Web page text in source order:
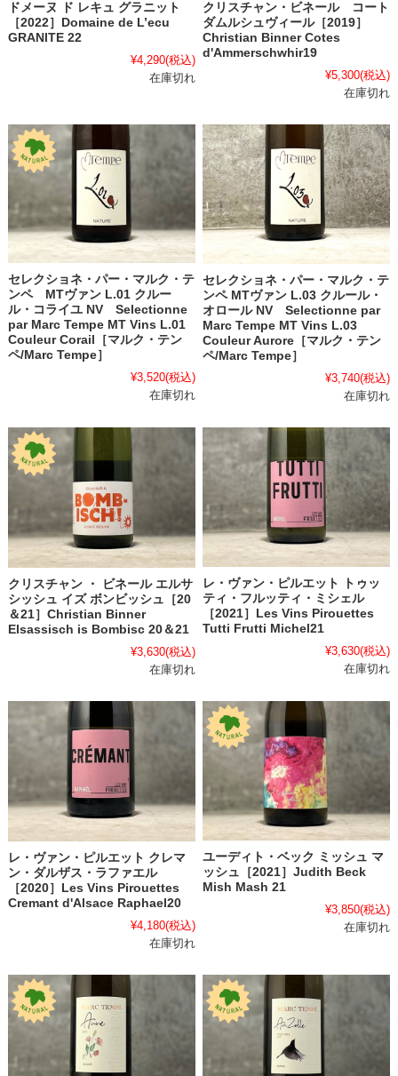
ドメーヌ ド レキュ グラニット
［2022］Domaine de L’ecu
GRANITE 22
¥4,290(税込)
在庫切れ
クリスチャン・ビネール コート
ダムルシュヴィール［2019］
Christian Binner Cotes
d'Ammerschwhir19
¥5,300(税込)
在庫切れ
セレクショネ・パー・マルク・テ
ンペ MTヴァン L.01 クルー
ル・コライユ NV Selectionne
par Marc Tempe MT Vins L.01
Couleur Corail［マルク・テン
ペ/Marc Tempe］
¥3,520(税込)
在庫切れ
セレクショネ・パー・マルク・テ
ンペ MTヴァン L.03 クルール・
オロール NV Selectionne par
Marc Tempe MT Vins L.03
Couleur Aurore［マルク・テン
ペ/Marc Tempe］
¥3,740(税込)
在庫切れ
クリスチャン ・ ビネール エルサ
シッシュ イズ ボンビッシュ［20
＆21］Christian Binner
Elsassisch is Bombisc 20＆21
¥3,630(税込)
在庫切れ
レ・ヴァン・ピルエット トゥッ
ティ・フルッティ・ミシェル
［2021］Les Vins Pirouettes
Tutti Frutti Michel21
¥3,630(税込)
在庫切れ
レ・ヴァン・ピルエット クレマ
ン・ダルザス・ラファエル
［2020］Les Vins Pirouettes
Cremant d'Alsace Raphael20
¥4,180(税込)
在庫切れ
ユーディト・ベック ミッシュ マ
ッシュ［2021］Judith Beck
Mish Mash 21
¥3,850(税込)
在庫切れ